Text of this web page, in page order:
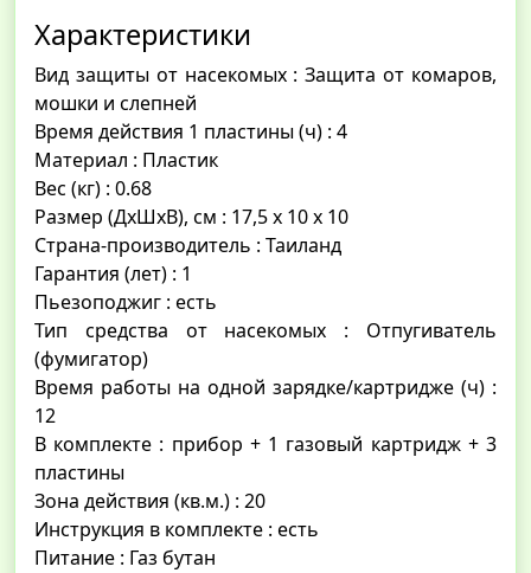
Характеристики
Вид защиты от насекомых : Защита от комаров,
мошки и слепней
Время действия 1 пластины (ч) : 4
Материал : Пластик
Вес (кг) : 0.68
Размер (ДхШхВ), см : 17,5 х 10 х 10
Страна-производитель : Таиланд
Гарантия (лет) : 1
Пьезоподжиг : есть
Тип средства от насекомых : Отпугиватель
(фумигатор)
Время работы на одной зарядке/картридже (ч) :
12
В комплекте : прибор + 1 газовый картридж + 3
пластины
Зона действия (кв.м.) : 20
Инструкция в комплекте : есть
Питание : Газ бутан